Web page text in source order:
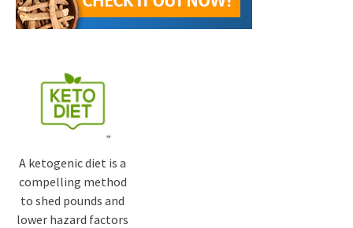
A ketogenic diet is a
compelling method
to shed pounds and
lower hazard factors